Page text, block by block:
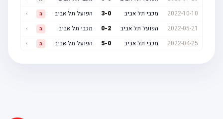
2022-10-10
מכבי תל אביב 3- הפועל תל אביב
2022-05-21
הפועל תל אביב 0- מכבי תל אביב
2022-04-25
מכבי תל אביב 5- הפועל תל אביב